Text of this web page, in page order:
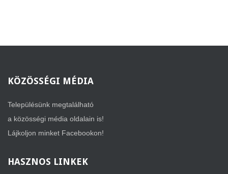
KÖZÖSSÉGI MÉDIA
Településünk megtalálható
a közösségi média oldalain is!
Lájkoljon minket Facebookon!
HASZNOS LINKEK